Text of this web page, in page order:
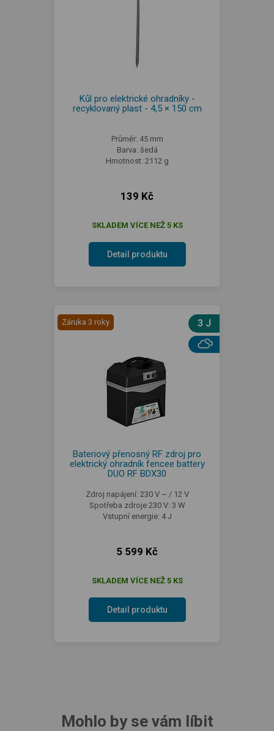
Kůl pro elektrické ohradníky -
recyklovaný plast - 4,5 × 150 cm
Průměr: 45 mm
Barva: šedá
Hmotnost: 2112 g
139 Kč
SKLADEM VÍCE NEŽ 5 KS
Detail produktu
Záruka 3 roky 3 J
Bateriový přenosný RF zdroj pro
elektrický ohradník fencee battery
DUO RF BDX30
Zdroj napájení: 230 V ~ / 12 V
Spotřeba zdroje 230 V: 3 W
Vstupní energie: 4 J
5 599 Kč
SKLADEM VÍCE NEŽ 5 KS
Detail produktu
Mohlo by se vám líbit